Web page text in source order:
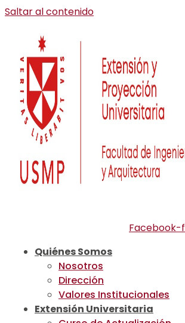
Saltar al contenido
Facebook-f
Quiénes Somos
Nosotros
Dirección
Valores Institucionales
Extensión Universitaria